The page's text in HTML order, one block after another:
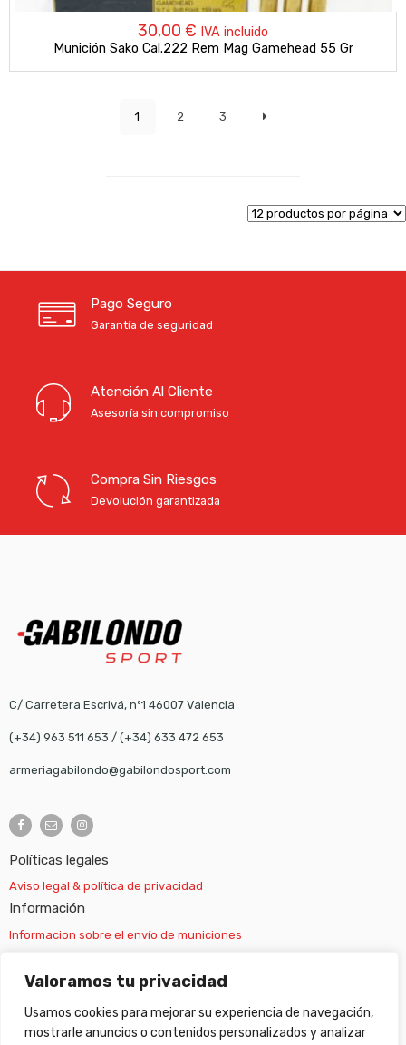
Valoramos tu privacidad
Usamos cookies para mejorar su experiencia de navegación,
mostrarle anuncios o contenidos personalizados y analizar
30,00 € IVA incluido
Munición Sako Cal.222 Rem Mag Gamehead 55 Gr
1 2 3
Pago Seguro
Garantía de seguridad
Atención Al Cliente
Asesoría sin compromiso
Compra Sin Riesgos
Devolución garantizada
C/ Carretera Escrivá, nº1 46007 Valencia
(+34) 963 511 653 / (+34) 633 472 653
armeriagabilondo@gabilondosport.com
Políticas legales
Aviso legal & política de privacidad
Información
Informacion sobre el envío de municiones
Información sobre el envío de armas
Cambios y devoluciones